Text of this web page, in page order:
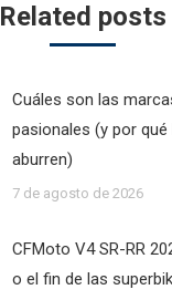
Related posts
Cuáles son las
pasionales (y por
aburren)
7 de agosto de 2026
CFMoto V4 SR-RR
o el fin de las